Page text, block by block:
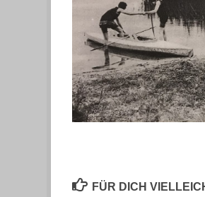
FÜR DICH